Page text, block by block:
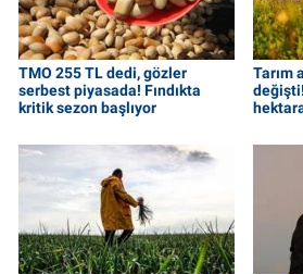
TMO 255 TL dedi, gözler
serbest piyasada! Fındıkta
kritik sezon başlıyor
Tarım
değişti!